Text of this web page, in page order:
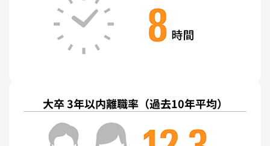
大卒 3年以内離職率（過去10年平均）